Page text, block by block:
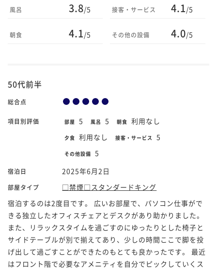
風呂 3.8/5
朝食 4.1/5
接客・サービス 4.1/5
その他の設備 4.0/5
50代前半
総合点
項目別評価 部屋 5 風呂 5 朝食 利用なし
夕食 利用なし 接客・サービス 5
その他設備 5
宿泊日 2025年6月2日
部屋タイプ
□禁煙□スタンダードキング
宿泊するのは2度目です。 広いお部屋で、パソコン仕事がで
きる独立したオフィスチェアとデスクがあり助かりました。
また、リラックスタイムを過ごすのにゆったりとした椅子と
サイドテーブルが別で揃えてあり、少しの時間ここで脚を投
げ出して過ごすことができたのもとても良かったです。 最近
はフロント階で必要なアメニティを自分でピックしていくス